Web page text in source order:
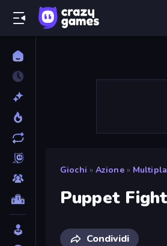
Giochi » Azione »
Puppet
Condividi